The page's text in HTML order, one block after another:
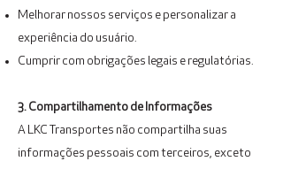
Melhorar nossos serviços e personalizar a
experiência do usuário.
Cumprir com obrigações legais e regulatórias.
3. Compartilhamento de Informações
A LKC Transportes não compartilha suas
informações pessoais com terceiros, exceto